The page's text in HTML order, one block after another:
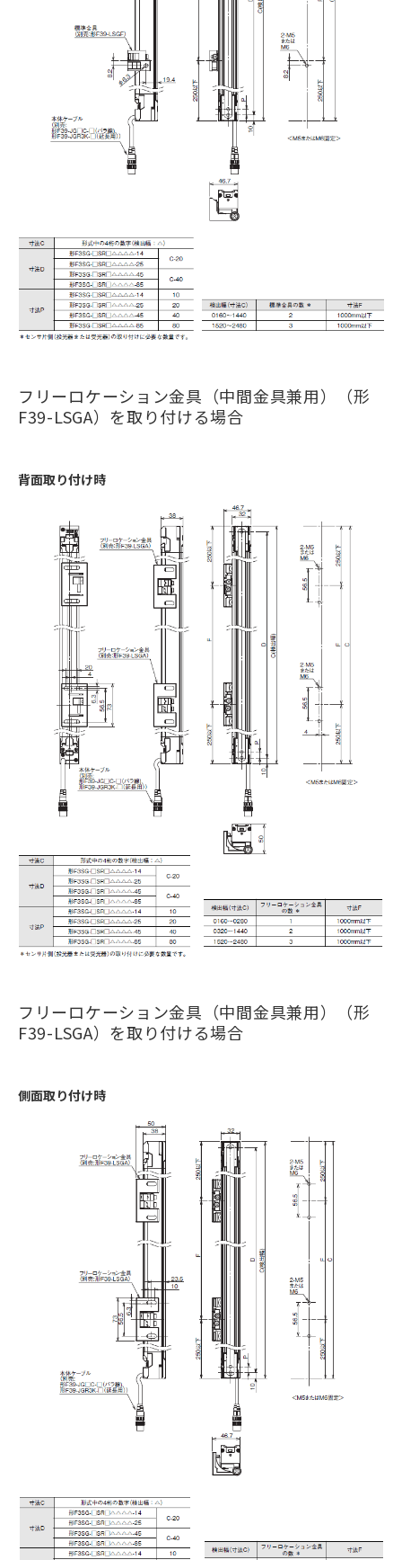
フリーロケーション金具（中間金具兼用）（形
F39-LSGA）を取り付ける場合
背面取り付け時
フリーロケーション金具（中間金具兼用）（形
F39-LSGA）を取り付ける場合
側面取り付け時